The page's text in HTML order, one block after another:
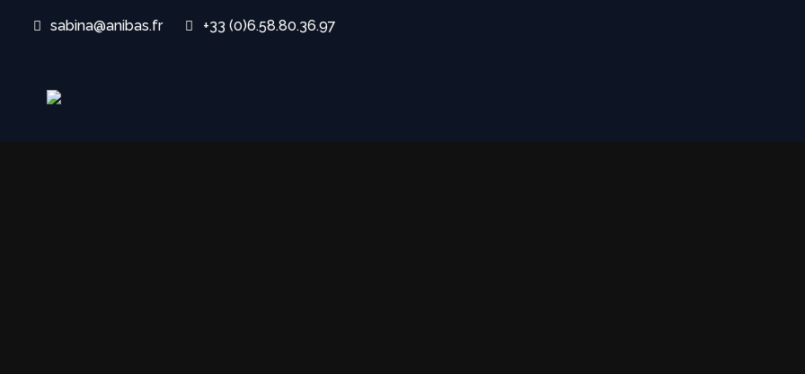
sabina@anibas.fr +33 (0)6.58.80.36.97